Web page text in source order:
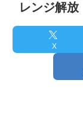
レンジ解放
X